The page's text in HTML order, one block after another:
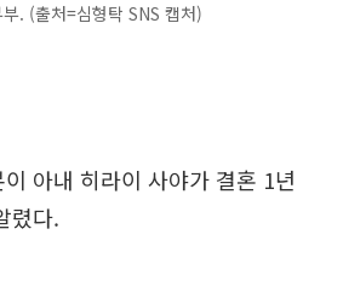
. (출처=심형탁 SNS 캡처)
아내 히라이 사야가 결혼 1년
렸다.